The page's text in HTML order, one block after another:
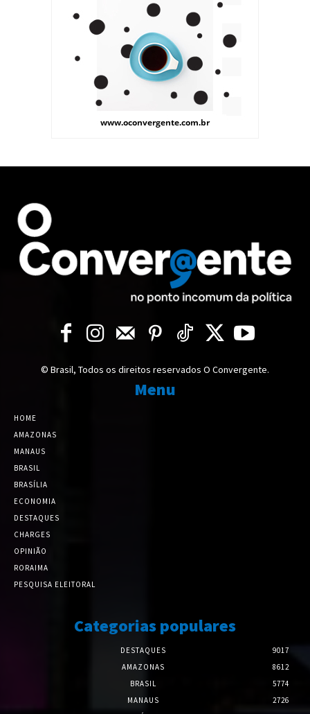
© Brasil, Todos os direitos reservados O Convergente.
Menu
HOME
AMAZONAS
MANAUS
BRASIL
BRASÍLIA
ECONOMIA
DESTAQUES
CHARGES
OPINIÃO
RORAIMA
PESQUISA ELEITORAL
Categorias populares
DESTAQUES
9017
AMAZONAS
8612
BRASIL
5774
MANAUS
2726